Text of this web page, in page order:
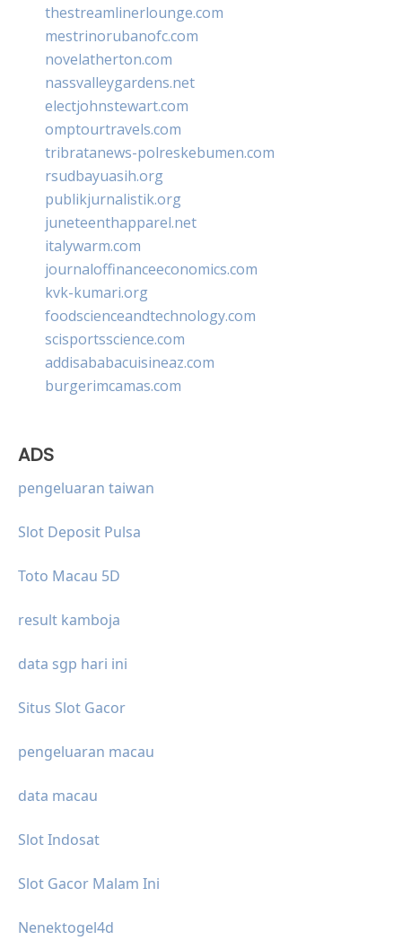
thestreamlinerlounge.com
mestrinorubanofc.com
novelatherton.com
nassvalleygardens.net
electjohnstewart.com
omptourtravels.com
tribratanews-polreskebumen.com
rsudbayuasih.org
publikjurnalistik.org
juneteenthapparel.net
italywarm.com
journaloffinanceeconomics.com
kvk-kumari.org
foodscienceandtechnology.com
scisportsscience.com
addisababacuisineaz.com
burgerimcamas.com
ADS
pengeluaran taiwan
Slot Deposit Pulsa
Toto Macau 5D
result kamboja
data sgp hari ini
Situs Slot Gacor
pengeluaran macau
data macau
Slot Indosat
Slot Gacor Malam Ini
Nenektogel4d